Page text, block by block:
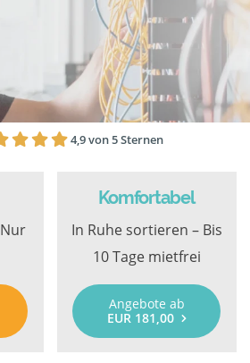
4,9 von 5 Sternen
Komfortabel
In Ruhe sortieren – Bis
10 Tage mietfrei
Angebote ab
EUR 181,00